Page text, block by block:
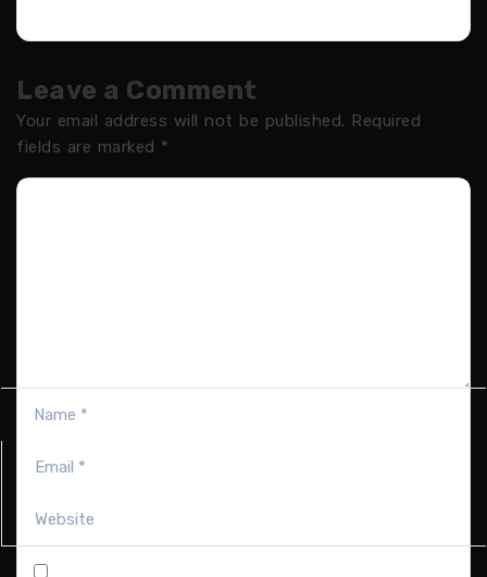
Leave a Comment
Your email address will not be published. Required
fields are marked *